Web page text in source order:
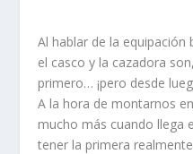
Al hablar de la
el casco y la cazadora
primero… ¡pero desde
A la hora de montarnos
mucho más cuando llega
tener la primera